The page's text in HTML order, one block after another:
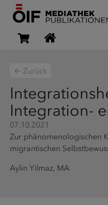
← Zurück
Integration-
07.10.2021
Zur phänomenologischen
migrantischen
Aylin Yilmaz, MA